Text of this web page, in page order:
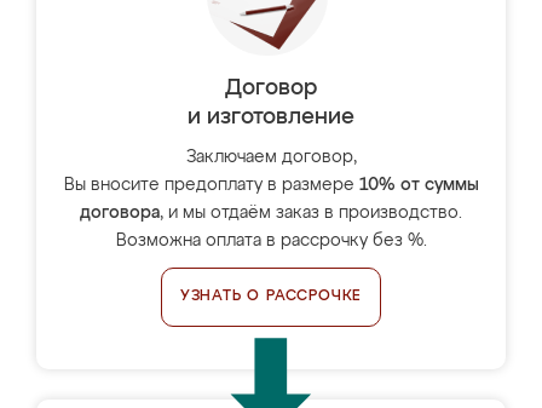
Договор
и изготовление
Заключаем договор,
Вы вносите предоплату в размере 10% от суммы
договора, и мы отдаём заказ в производство.
Возможна оплата в рассрочку без %.
УЗНАТЬ О РАССРОЧКЕ